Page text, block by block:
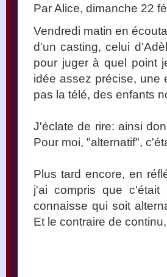
Par Alice, dimanche 22
Vendredi matin en
d'un casting, celui
pour juger à quel point
idée assez précise, une
pas la télé, des enfants
J'éclate de rire: ainsi
Pour moi, "alternatif",
Plus tard encore, en
j'ai compris que
connaisse qui soit
Et le contraire de